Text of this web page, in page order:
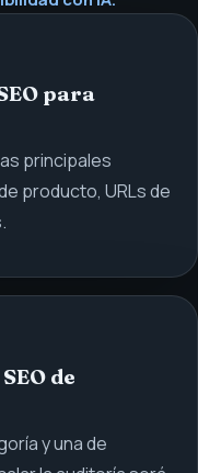
para
principales
producto, URLs de
de
y una de